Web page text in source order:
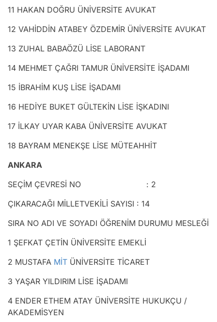
11 HAKAN DOĞRU ÜNİVERSİTE AVUKAT
12 VAHİDDİN ATABEY ÖZDEMİR ÜNİVERSİTE AVUKAT
13 ZUHAL BABAÖZÜ LİSE LABORANT
14 MEHMET ÇAĞRI TAMUR ÜNİVERSİTE İŞADAMI
15 İBRAHİM KUŞ LİSE İŞADAMI
16 HEDİYE BUKET GÜLTEKİN LİSE İŞKADINI
17 İLKAY UYAR KABA ÜNİVERSİTE AVUKAT
18 BAYRAM MENEKŞE LİSE MÜTEAHHİT
ANKARA
SEÇİM ÇEVRESİ NO : 2
ÇIKARACAĞI MİLLETVEKİLİ SAYISI : 14
SIRA NO ADI VE SOYADI ÖĞRENİM DURUMU MESLEĞİ
1 ŞEFKAT ÇETİN ÜNİVERSİTE EMEKLİ
2 MUSTAFA MİT ÜNİVERSİTE TİCARET
3 YAŞAR YILDIRIM LİSE İŞADAMI
4 ENDER ETHEM ATAY ÜNİVERSİTE HUKUKÇU /
AKADEMİSYEN